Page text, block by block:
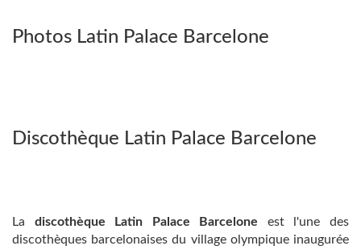
Photos Latin Palace Barcelone
Discothèque Latin Palace Barcelone
La discothèque Latin Palace Barcelone est l'une des
discothèques barcelonaises du village olympique inaugurée